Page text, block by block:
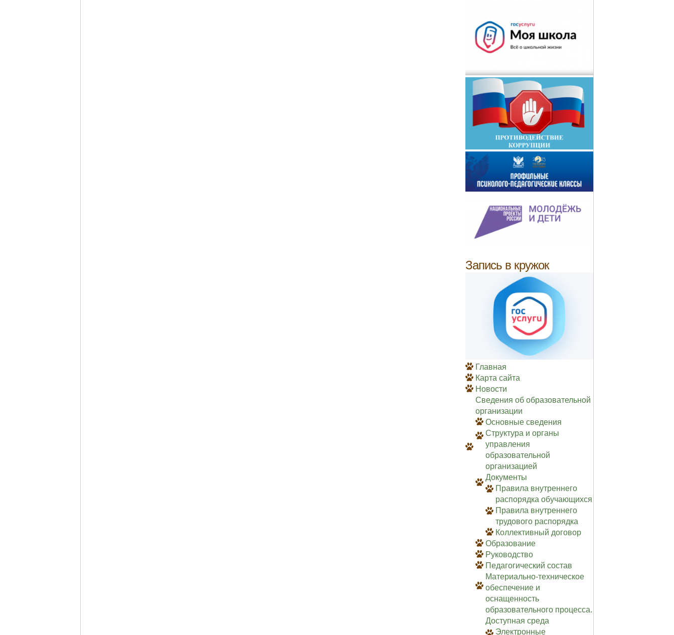
Запись в кружок
Главная
Карта сайта
Новости
Сведения об образовательной
организации
Основные сведения
Структура и органы
управления
образовательной
организацией
Документы
Правила внутреннего
распорядка обучающихся
Правила внутреннего
трудового распорядка
Коллективный договор
Образование
Руководство
Педагогический состав
Материально-техническое
обеспечение и
оснащенность
образовательного процесса.
Доступная среда
Электронные